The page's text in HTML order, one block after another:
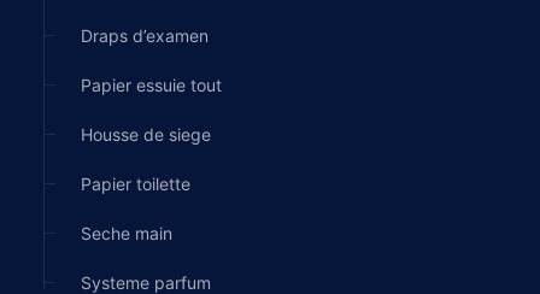
Draps d’examen
Papier essuie tout
Housse de siege
Papier toilette
Seche main
Systeme parfum